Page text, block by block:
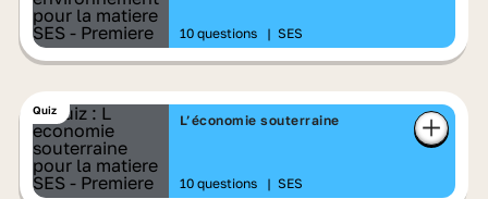
10 questions | SES
Quiz
L’économie souterraine
10 questions | SES